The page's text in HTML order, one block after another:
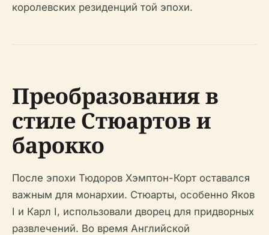
королевских резиденций той эпохи.
Преобразования в
стиле Стюартов и
барокко
После эпохи Тюдоров Хэмптон-Корт оставался
важным для монархии. Стюарты, особенно Яков
I и Карл I, использовали дворец для придворных
развлечений. Во время Английской